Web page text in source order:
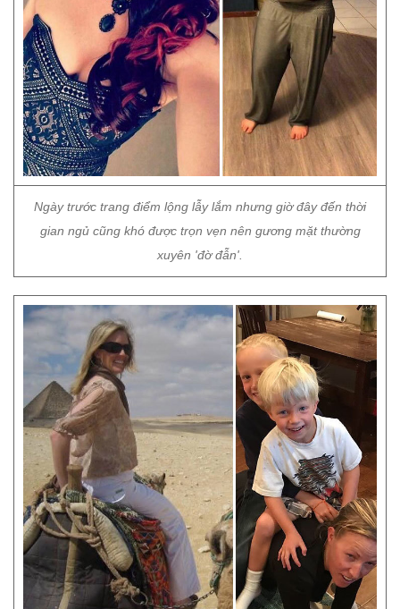
Ngày trước trang điểm lộng lẫy lắm nhưng giờ đây đến thời
gian ngủ cũng khó được trọn vẹn nên gương mặt thường
xuyên 'đờ đẫn'.